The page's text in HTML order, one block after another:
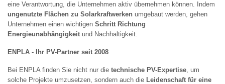
eine Verantwortung, die Unternehmen aktiv übernehmen können. Indem
ungenutzte Flächen zu Solarkraftwerken umgebaut werden, gehen
Unternehmen einen wichtigen Schritt Richtung
Energieunabhängigkeit und Nachhaltigkeit.
ENPLA - Ihr PV-Partner seit 2008
Bei ENPLA finden Sie nicht nur die technische PV-Expertise, um
solche Projekte umzusetzen, sondern auch die Leidenschaft für eine